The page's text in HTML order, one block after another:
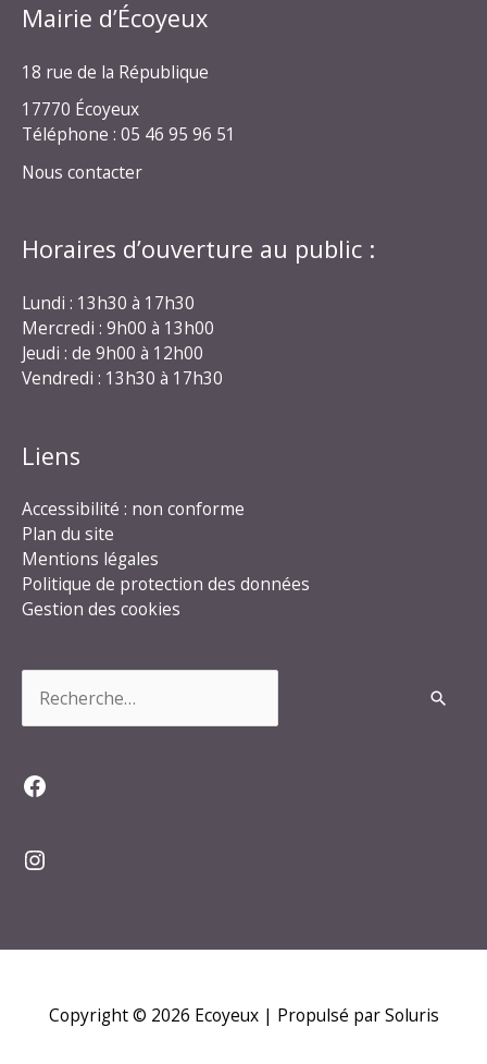
Mairie d’Écoyeux
18 rue de la République
17770 Écoyeux
Téléphone : 05 46 95 96 51
Nous contacter
Horaires d’ouverture au public :
Lundi : 13h30 à 17h30
Mercredi : 9h00 à 13h00
Jeudi : de 9h00 à 12h00
Vendredi : 13h30 à 17h30
Liens
Accessibilité : non conforme
Plan du site
Mentions légales
Politique de protection des données
Gestion des cookies
Facebook
Instagram
Copyright © 2026 Ecoyeux| Propulsé par Soluris